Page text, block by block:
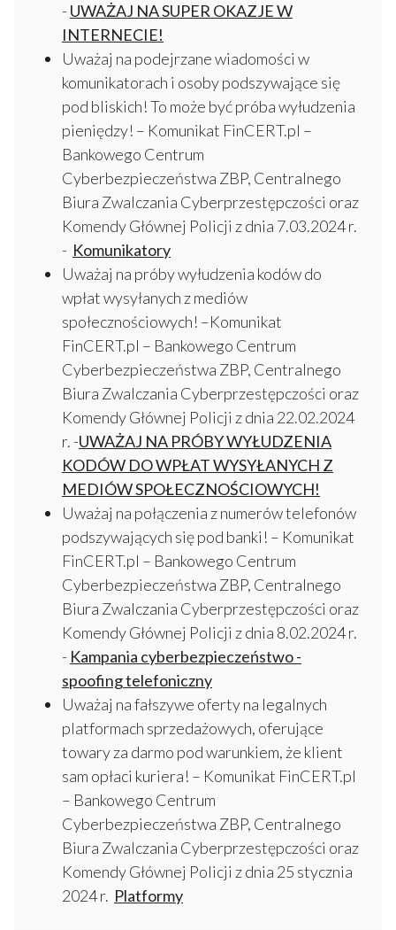
- UWAŻAJ NA SUPER OKAZJE W
INTERNECIE!
Uważaj na podejrzane wiadomości w
komunikatorach i osoby podszywające się
pod bliskich! To może być próba wyłudzenia
pieniędzy! – Komunikat FinCERT.pl –
Bankowego Centrum
Cyberbezpieczeństwa ZBP, Centralnego
Biura Zwalczania Cyberprzestępczości oraz
Komendy Głównej Policji z dnia 7.03.2024 r.
- Komunikatory
Uważaj na próby wyłudzenia kodów do
wpłat wysyłanych z mediów
społecznościowych! –Komunikat
FinCERT.pl – Bankowego Centrum
Cyberbezpieczeństwa ZBP, Centralnego
Biura Zwalczania Cyberprzestępczości oraz
Komendy Głównej Policji z dnia 22.02.2024
r. -UWAŻAJ NA PRÓBY WYŁUDZENIA
KODÓW DO WPŁAT WYSYŁANYCH Z
MEDIÓW SPOŁECZNOŚCIOWYCH!
Uważaj na połączenia z numerów telefonów
podszywających się pod banki! – Komunikat
FinCERT.pl – Bankowego Centrum
Cyberbezpieczeństwa ZBP, Centralnego
Biura Zwalczania Cyberprzestępczości oraz
Komendy Głównej Policji z dnia 8.02.2024 r.
- Kampania cyberbezpieczeństwo -
spoofing telefoniczny
Uważaj na fałszywe oferty na legalnych
platformach sprzedażowych, oferujące
towary za darmo pod warunkiem, że klient
sam opłaci kuriera! – Komunikat FinCERT.pl
– Bankowego Centrum
Cyberbezpieczeństwa ZBP, Centralnego
Biura Zwalczania Cyberprzestępczości oraz
Komendy Głównej Policji z dnia 25 stycznia
2024 r. Platformy